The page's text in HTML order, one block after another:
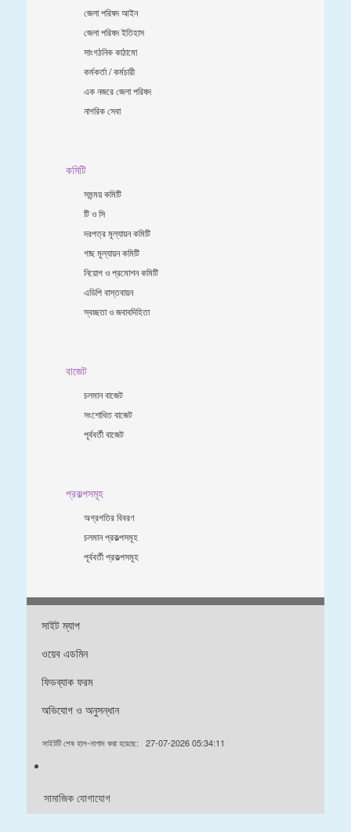
জেলা পরিষদ আইন
জেলা পরিষদ ইতিহাস
সাংগঠনিক কাঠামো
কর্মকর্তা / কর্মচারী
এক নজরে জেলা পরিষদ
নাগরিক সেবা
কমিটি
সমন্ময় কমিটি
টি ও সি
দরপত্র মূল্যায়ন কমিটি
গাছ মূল্যায়ন কমিটি
নিয়োগ ও প্রমোশন কমিটি
এডিপি বাস্তবায়ন
স্বচ্ছতা ও জবাবদিহিতা
বাজেট
চলমান বাজেট
সংশোধিত বাজেট
পূর্ববর্তী বাজেট
প্রকল্পসমূহ
অগ্রগতির বিবরণ
চলমান প্রকল্পসমূহ
পূর্ববর্তী প্রকল্পসমূহ
সাইট ম্যাপ
ওয়েব এডমিন
ফিডব্যাক ফরম
অভিযোগ ও অনুসন্ধান
সাইটটি শেষ হাল-নাগাদ করা হয়েছে: 27-07-2026 05:34:11
সামাজিক যোগাযোগ